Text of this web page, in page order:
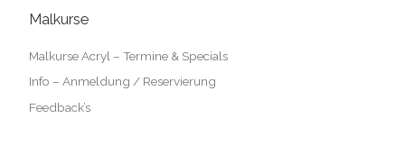
Malkurse
Malkurse Acryl – Termine & Specials
Info – Anmeldung / Reservierung
Feedback’s